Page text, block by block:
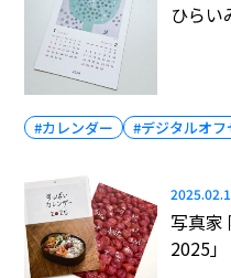
ひらい
#カレンダー #デジタルオ
写真家
2025」